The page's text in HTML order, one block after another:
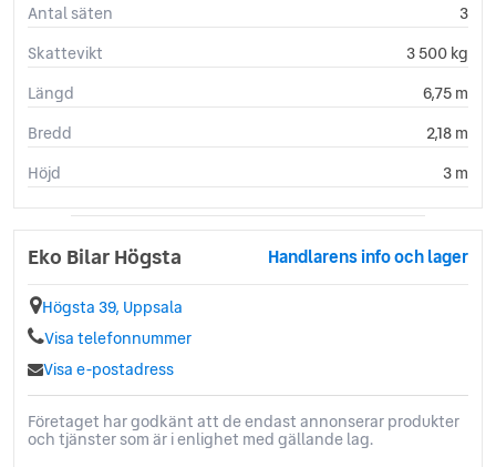
Antal säten
3
Skattevikt
3 500 kg
Längd
6,75 m
Bredd
2,18 m
Höjd
3 m
Eko Bilar Högsta Handlarens info och lager
Högsta 39, Uppsala
Visa telefonnummer
Visa e-postadress
Företaget har godkänt att de endast annonserar produkter
och tjänster som är i enlighet med gällande lag.